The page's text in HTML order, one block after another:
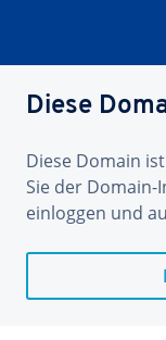
Diese
Diese Domain
Sie der Domain-
einloggen und